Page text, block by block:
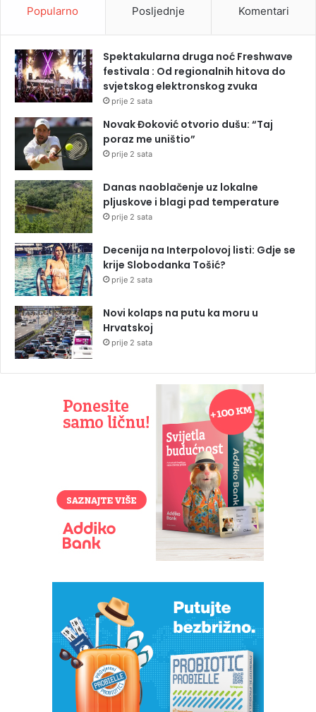
Popularno Posljednje Komentari
Spektakularna druga noć Freshwave
festivala : Od regionalnih hitova do
svjetskog elektronskog zvuka
prije 2 sata
Novak Đoković otvorio dušu: “Taj
poraz me uništio”
prije 2 sata
Danas naoblačenje uz lokalne
pljuskove i blagi pad temperature
prije 2 sata
Decenija na Interpolovoj listi: Gdje se
krije Slobodanka Tošić?
prije 2 sata
Novi kolaps na putu ka moru u
Hrvatskoj
prije 2 sata